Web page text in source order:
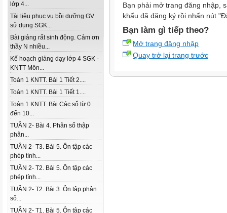
lớp 4...
Tài liệu phục vụ bồi dưỡng GV
sử dụng SGK...
Bài giảng rất sinh động. Cảm ơn
thầy N nhiều...
Kế hoạch giảng dạy lớp 4 SGK -
KNTT Môn...
Toán 1 KNTT. Bài 1 Tiết 2....
Toán 1 KNTT. Bài 1 Tiết 1....
Toán 1 KNTT. Bài Các số từ 0
đến 10...
TUẦN 2- Bài 4. Phân số thập
phân...
TUẦN 2- T3. Bài 5. Ôn tập các
phép tính...
TUẦN 2- T2. Bài 5. Ôn tập các
phép tính...
TUẦN 2- T2. Bài 3. Ôn tập phân
số...
TUẦN 2- T1. Bài 5. Ôn tập các
Bạn phải mở trang đăng nhập,
khẩu đã đăng ký rồi nhấn nút
Bạn làm gì tiếp theo?
Mở trang đăng nhập
Quay trở lại trang trước